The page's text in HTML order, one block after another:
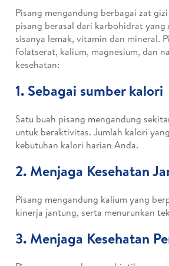
Pisang mengandung berbagai zat
pisang berasal dari karbohidrat
sisanya lemak, vitamin dan mineral.
folatserat, kalium, magnesium, dan
kesehatan:
1. Sebagai sumber kalori
Satu buah pisang mengandung
untuk beraktivitas. Jumlah kalori
kebutuhan kalori harian Anda.
2. Menjaga Kesehatan
Pisang mengandung kalium yang
kinerja jantung, serta menurunkan
3. Menjaga Kesehatan